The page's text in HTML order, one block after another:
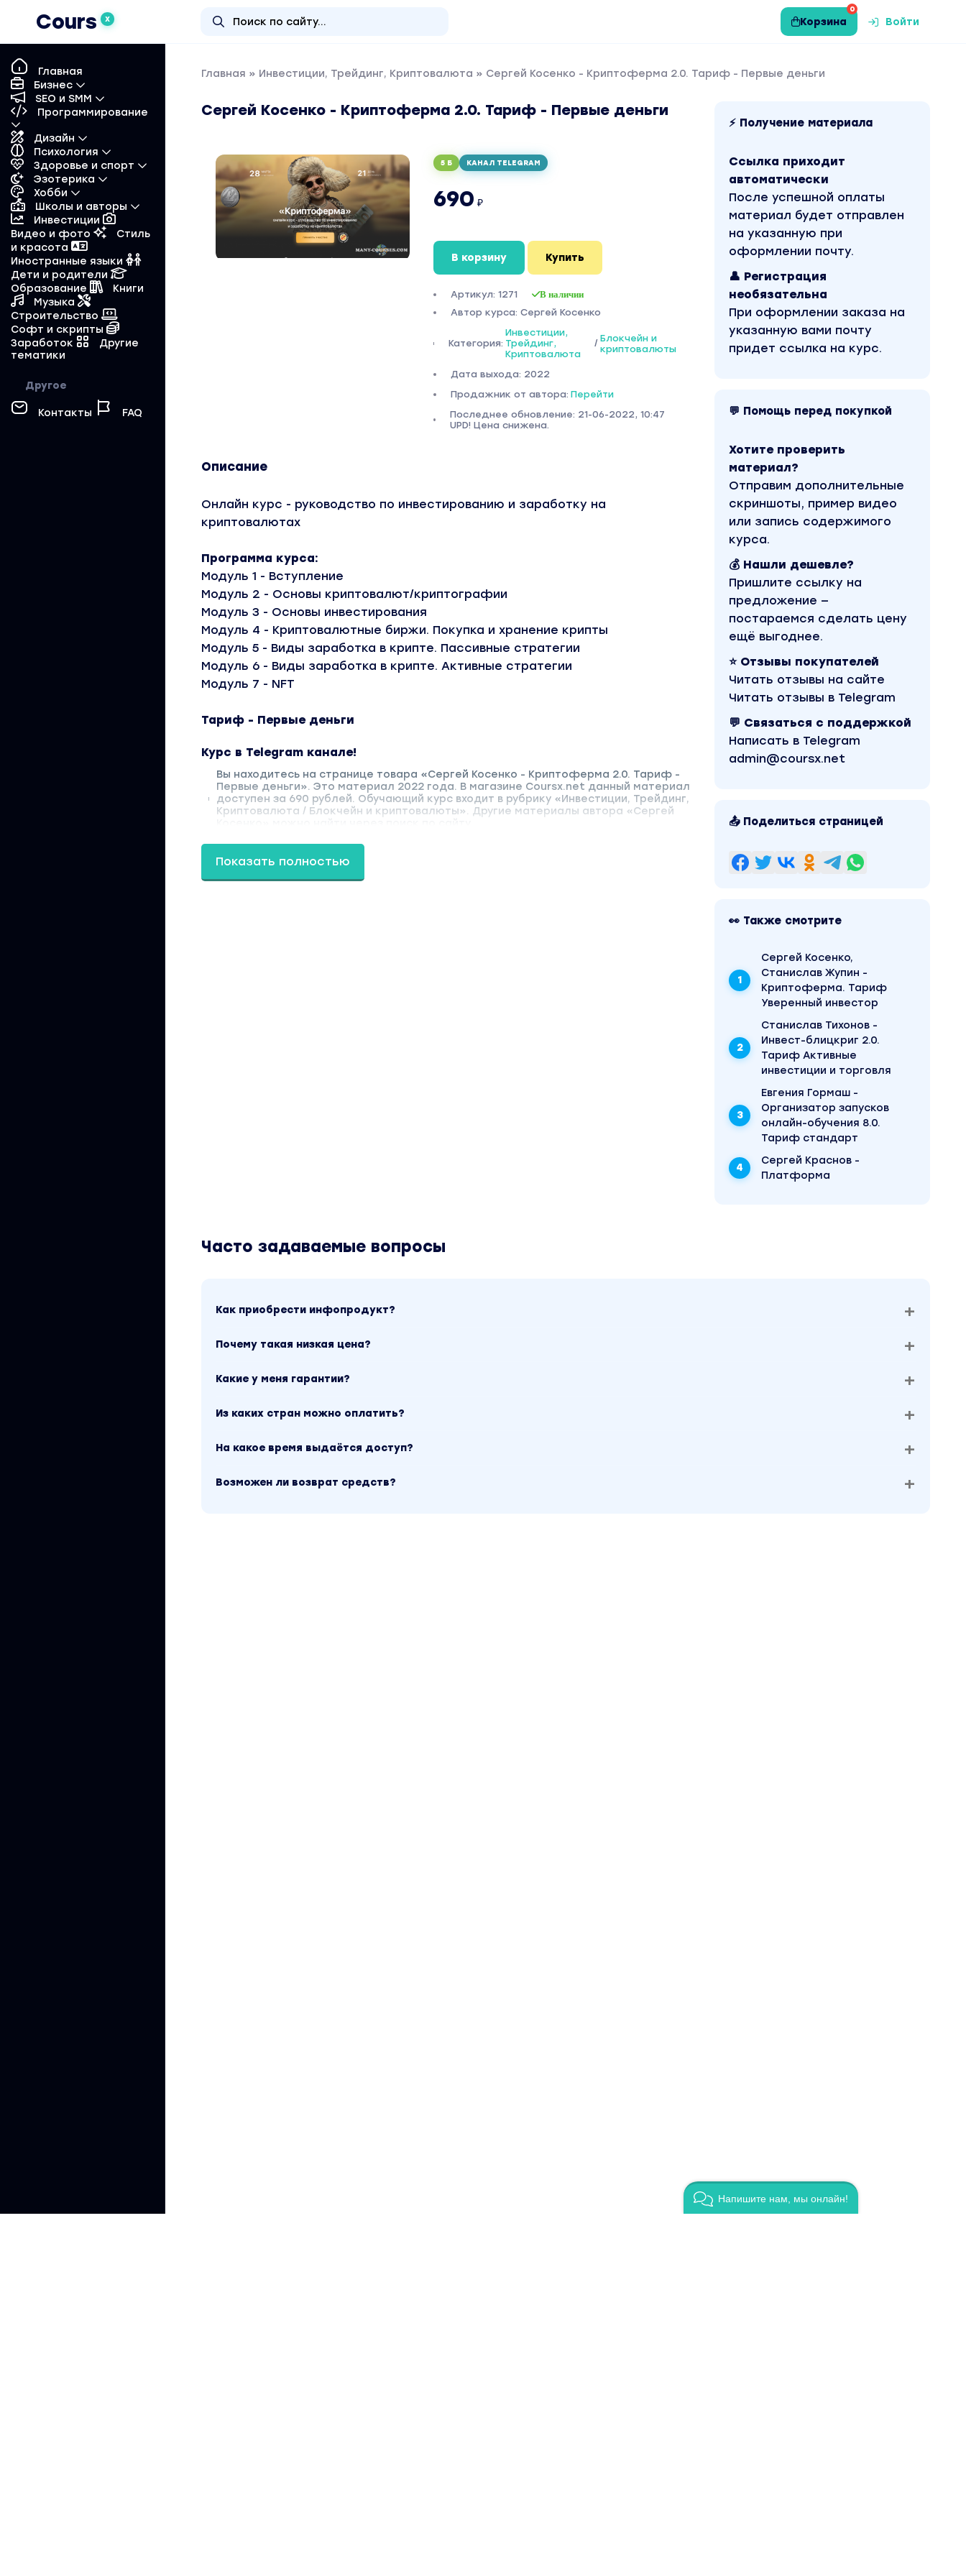
Cours X
0
Корзина Войти
Главная
Бизнес
SEO и SMM
Программирование
Дизайн
Психология
Здоровье и спорт
Эзотерика
Хобби
Школы и авторы
Инвестиции
Видео и фото
Стиль
и красота
Иностранные языки
Дети и родители
Образование
Книги
Музыка
Строительство
Софт и скрипты
Заработок
Другие
тематики
Другое
Контакты FAQ
Главная » Инвестиции, Трейдинг, Криптовалюта » Сергей Косенко - Криптоферма 2.0. Тариф - Первые деньги
Сергей Косенко - Криптоферма 2.0. Тариф - Первые деньги
5 Б КАНАЛ TELEGRAM
690 ₽
В корзину Купить
Артикул: 1271 В наличии
Автор курса: Сергей Косенко
Категория:
Инвестиции,
Трейдинг,
Криптовалюта
/ Блокчейн и
криптовалюты
Дата выхода: 2022
Продажник от автора: Перейти
Последнее обновление: 21-06-2022, 10:47
UPD! Цена снижена.
Описание
Онлайн курс - руководство по инвестированию и заработку на
криптовалютах
Программа курса:
Модуль 1 - Вступление
Модуль 2 - Основы криптовалют/криптографии
Модуль 3 - Основы инвестирования
Модуль 4 - Криптовалютные биржи. Покупка и хранение крипты
Модуль 5 - Виды заработка в крипте. Пассивные стратегии
Модуль 6 - Виды заработка в крипте. Активные стратегии
Модуль 7 - NFT
Тариф - Первые деньги
Курс в Telegram канале!
Вы находитесь на странице товара «Сергей Косенко - Криптоферма 2.0. Тариф -
Первые деньги». Это материал 2022 года. В магазине Coursx.net данный материал
доступен за 690 рублей. Обучающий курс входит в рубрику «Инвестиции, Трейдинг,
Криптовалюта / Блокчейн и криптовалюты». Другие материалы автора «Сергей
Показать полностью
⚡ Получение материала
Ссылка приходит
автоматически
После успешной оплаты
материал будет отправлен
на указанную при
оформлении почту.
👤 Регистрация
необязательна
При оформлении заказа на
указанную вами почту
придет ссылка на курс.
💬 Помощь перед покупкой
Хотите проверить
материал?
Отправим дополнительные
скриншоты, пример видео
или запись содержимого
курса.
💰 Нашли дешевле?
Пришлите ссылку на
предложение —
постараемся сделать цену
ещё выгоднее.
⭐ Отзывы покупателей
Читать отзывы на сайте
Читать отзывы в Telegram
💬 Связаться с поддержкой
Написать в Telegram
admin@coursx.net
📤 Поделиться страницей
👀 Также смотрите
Сергей Косенко,
Станислав Жупин -
Криптоферма. Тариф
Уверенный инвестор
Станислав Тихонов -
Инвест-блицкриг 2.0.
Тариф Активные
инвестиции и торговля
Евгения Гормаш -
Организатор запусков
онлайн-обучения 8.0.
Тариф стандарт
Сергей Краснов -
Платформа
Часто задаваемые вопросы
Как приобрести инфопродукт?
Почему такая низкая цена?
Какие у меня гарантии?
Из каких стран можно оплатить?
На какое время выдаётся доступ?
Возможен ли возврат средств?
Напишите нам, мы онлайн!